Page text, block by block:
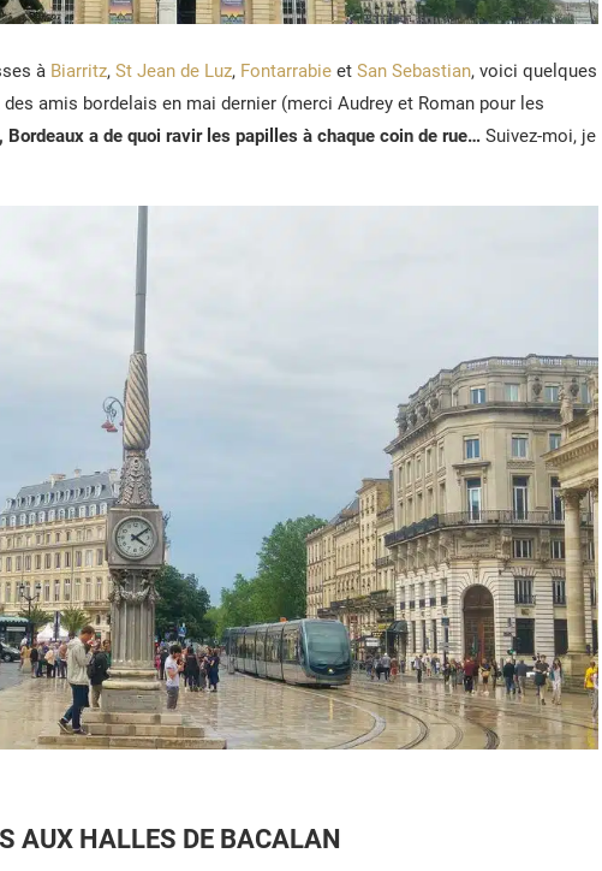
à Biarritz, St Jean de Luz, Fontarrabie et San Sebastian, voici quelques
amis bordelais en mai dernier (merci Audrey et Roman pour les
Bordeaux a de quoi ravir les papilles à chaque coin de rue… Suivez-moi, je
AUX HALLES DE BACALAN